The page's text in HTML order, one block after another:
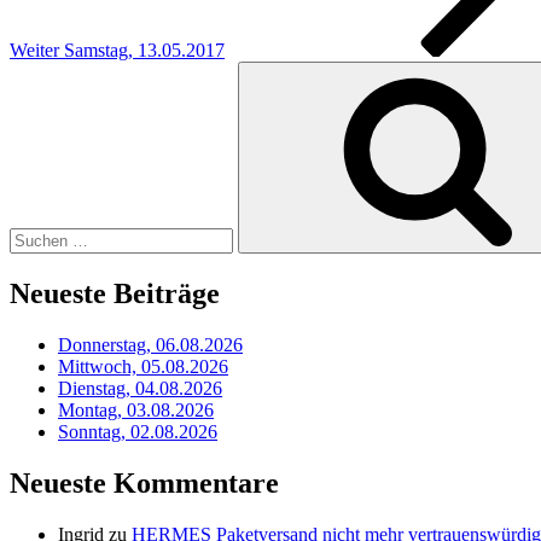
Weiter Samstag, 13.05.2017
Neueste Beiträge
Donnerstag, 06.08.2026
Mittwoch, 05.08.2026
Dienstag, 04.08.2026
Montag, 03.08.2026
Sonntag, 02.08.2026
Neueste Kommentare
Ingrid zu HERMES Paketversand nicht mehr vertrauenswürdig